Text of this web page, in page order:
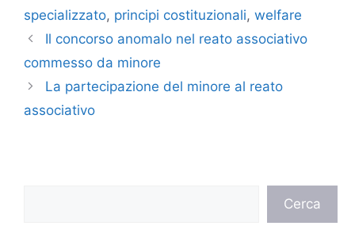
specializzato, principi costituzionali, welfare
Il concorso anomalo nel reato associativo
commesso da minore
La partecipazione del minore al reato
associativo
Cerca